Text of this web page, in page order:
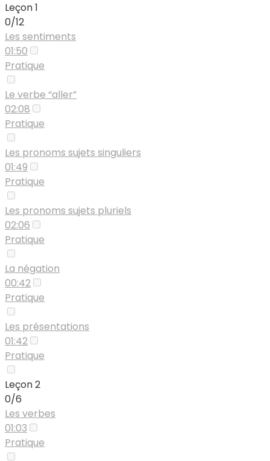
Leçon 1
0/12
Les sentiments
01:50
Pratique
Le verbe “aller”
02:08
Pratique
Les pronoms sujets singuliers
01:49
Pratique
Les pronoms sujets pluriels
02:06
Pratique
La négation
00:42
Pratique
Les présentations
01:42
Pratique
Leçon 2
0/6
Les verbes
01:03
Pratique